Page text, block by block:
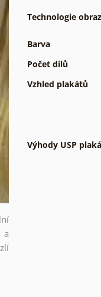
a
Technologie
Barva
Počet dílů
Vzhled plakátů
Výhody USP